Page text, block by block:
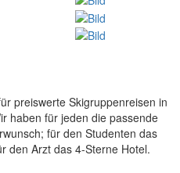
preiswerte Skigruppenreisen in
haben für jeden die passende
für den Studenten das
den Arzt das 4-Sterne Hotel.